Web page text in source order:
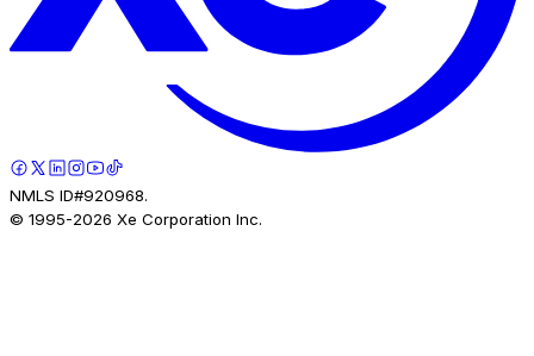
NMLS ID#920968.
© 1995-2026 Xe Corporation Inc.